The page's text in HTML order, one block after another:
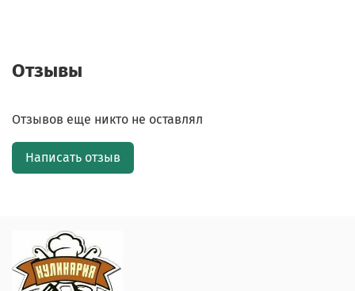
Отзывы
Отзывов еще никто не оставлял
Написать отзыв